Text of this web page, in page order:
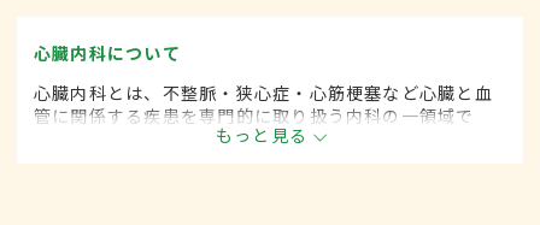
心臓内科について
心臓内科とは、不整脈・狭心症・心筋梗塞など心臓と血
管に関係する疾患を専門的に取り扱う内科の一領域で
もっと見る